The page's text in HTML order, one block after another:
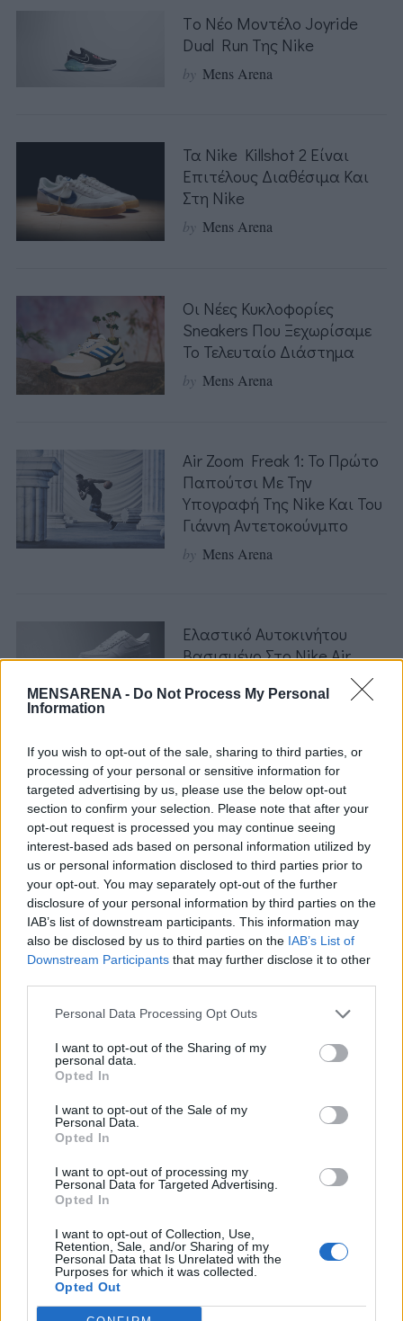
MENSARENA - Do Not Process My Personal
Information
If you wish to opt-out of the sale, sharing to third parties, or
processing of your personal or sensitive information for
targeted advertising by us, please use the below opt-out
section to confirm your selection. Please note that after your
opt-out request is processed you may continue seeing
interest-based ads based on personal information utilized by
us or personal information disclosed to third parties prior to
your opt-out. You may separately opt-out of the further
disclosure of your personal information by third parties on the
IAB’s list of downstream participants. This information may
also be disclosed by us to third parties on the IAB’s List of
Downstream Participants that may further disclose it to other
Personal Data Processing Opt Outs
I want to opt-out of the Sharing of my
personal data.
Opted In
I want to opt-out of the Sale of my
Personal Data.
Opted In
I want to opt-out of processing my
Personal Data for Targeted Advertising.
Opted In
I want to opt-out of Collection, Use,
Retention, Sale, and/or Sharing of my
Personal Data that Is Unrelated with the
Purposes for which it was collected.
Opted Out
Tο Νέο Μοντέλο Joyride
Dual Run Της Nike
by Mens Arena
Τα Nike Killshot 2 Είναι
Επιτέλους Διαθέσιμα Και
Στη Nike
by Mens Arena
Οι Νέες Κυκλοφορίες
Sneakers Που Ξεχωρίσαμε
Το Τελευταίο Διάστημα
by Mens Arena
Air Zoom Freak 1: Το Πρώτο
Παπούτσι Με Την
Υπογραφή Της Nike Και Του
Γιάννη Αντετοκούνμπο
by Mens Arena
Ελαστικό Αυτοκινήτου
Βασισμένο Στο Nike Air
Mens Arena
Η Νέα Συλλογή Supreme X
Nike Είναι Ό,τι Καλύτερο
Έχουμε Δει!
by Χριστιάνα Νάσιου
Η Νέα Εφαρμογή Της Nike
Θα Σου Λέει Με Ακρίβεια Το
NEWSARENA NEWSLETTER
S
e
a
r
c
h
f
r
: